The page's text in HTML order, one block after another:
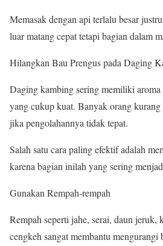
Memasak dengan api terlalu besar
luar matang cepat tetapi bagian dalam
Hilangkan Bau Prengus pada Daging
Daging kambing sering memiliki aroma
yang cukup kuat. Banyak orang
jika pengolahannya tidak tepat.
Salah satu cara paling efektif adalah
karena bagian inilah yang sering
Gunakan Rempah-rempah
Rempah seperti jahe, serai, daun jeruk,
cengkeh sangat membantu mengurangi